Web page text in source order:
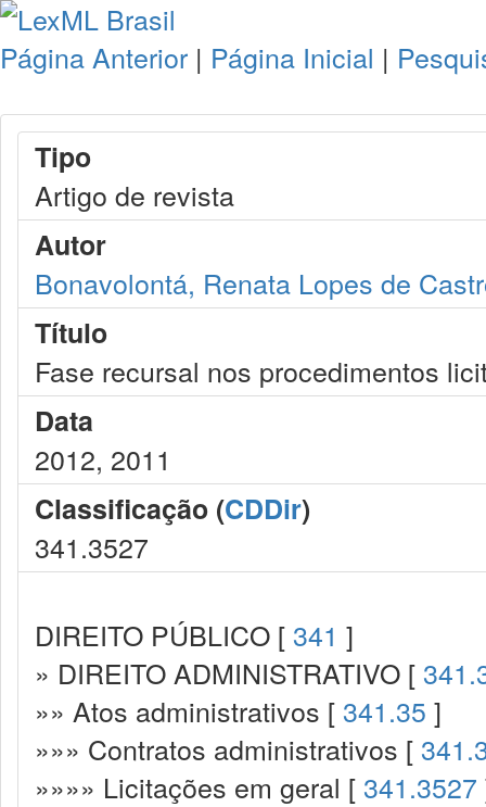
Página Anterior | Página Inicial |
Tipo
Artigo de revista
Autor
Bonavolontá, Renata Lopes de
Título
Fase recursal nos procedimentos
Data
2012, 2011
Classificação (CDDir)
341.3527
DIREITO PÚBLICO [ 341 ]
» DIREITO ADMINISTRATIVO [
»» Atos administrativos [ 341.35 ]
»»» Contratos administrativos [
»»»» Licitações em geral [ 341.3527